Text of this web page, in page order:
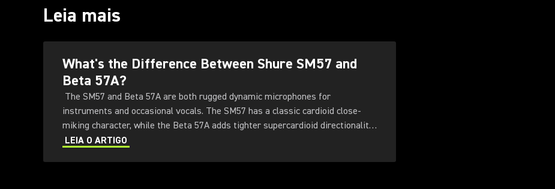
Leia mais
What's the Difference Between Shure SM57 and
Beta 57A?
The SM57 and Beta 57A are both rugged dynamic microphones for
instruments and occasional vocals. The SM57 has a classic cardioid close-
miking character, while the Beta 57A adds tighter supercardioid directionality,
higher output, extended response, a more protective grille, and improved
LEIA O ARTIGO